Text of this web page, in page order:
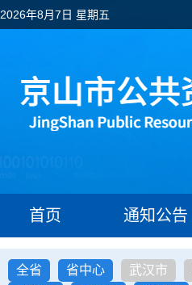
2026年8月7日 星期五
首页 通知公告
全省 省中心 武汉市